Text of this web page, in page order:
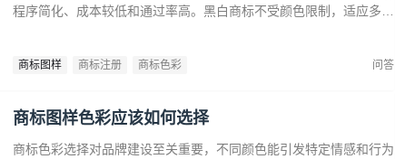
程序简化、成本较低和通过率高。黑白商标不受颜色限制，适应多样
商标图样 商标注册 商标色彩 问答
商标图样色彩应该如何选择
商标色彩选择对品牌建设至关重要，不同颜色能引发特定情感和行为